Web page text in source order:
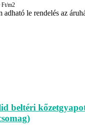
Ft/m2
adható le rendelés az
beltéri